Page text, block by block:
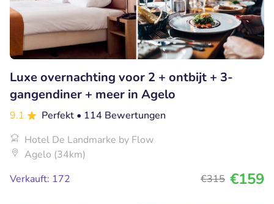
Luxe overnachting voor 2 + ontbijt + 3-
gangendiner + meer in Agelo
9.1 Perfekt • 114 Bewertungen
Hotel De Landmarke by Flow
Agelo (34km)
Verkauft: 172
€315 €159